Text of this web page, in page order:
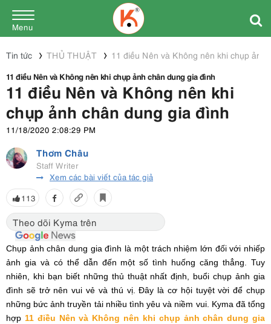
Menu
Tin tức THỦ THUẬT
11 điều Nên và Không nên khi chụp ảnh
11 điều Nên và Không nên khi chụp ảnh chân dung gia đình
11 điều Nên và Không nên khi
chụp ảnh chân dung gia đình
11/18/2020 2:08:29 PM
Thơm Châu
Staff Writer
Xem các bài viết của tác giả
113
Theo dõi Kyma trên
Chụp ảnh chân dung gia đình là một trách nhiệm lớn đối với nhiếp
ảnh gia và có thể dẫn đến một số tình huống căng thẳng. Tuy
nhiên, khi bạn biết những thủ thuật nhất định, buổi chụp ảnh gia
đình sẽ trở nên vui vẻ và thú vị. Đây là cơ hội tuyệt vời để chụp
những bức ảnh truyền tải nhiều tình yêu và niềm vui. Kyma đã tổng
hợp 11 điều Nên và Không nên khi chụp ảnh chân dung gia